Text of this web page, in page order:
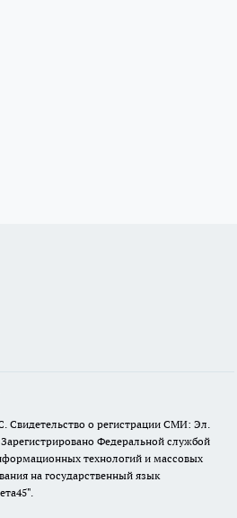
Свидетельство о регистрации СМИ: Эл.
Федеральной службой
технологий и массовых
на государственный язык